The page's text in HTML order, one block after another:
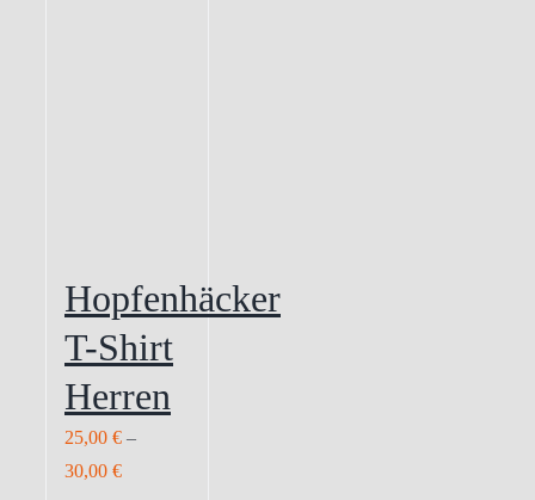
Hopfenhäcker
T-Shirt
Herren
25,00 € –
30,00 €